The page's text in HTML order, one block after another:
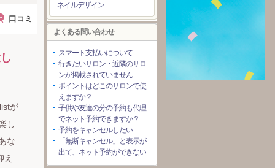
口コミ
が
し
な
ネイルデザイン
よくある問い合わせ
スマート支払いについて
行きたいサロン・近隣のサロ
ンが掲載されていません
ポイントはどこのサロンで使
えますか？
子供や友達の分の予約も代理
でネット予約できますか？
予約をキャンセルしたい
「無断キャンセル」と表示が
出て、ネット予約ができない